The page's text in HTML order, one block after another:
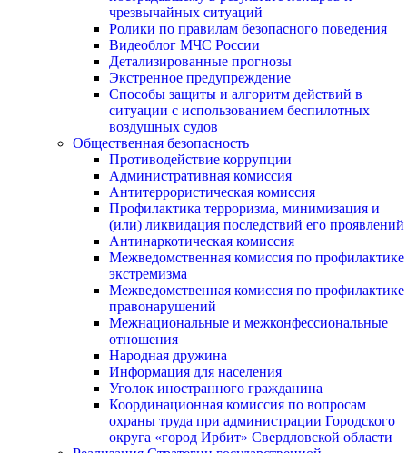
чрезвычайных ситуаций
Ролики по правилам безопасного поведения
Видеоблог МЧС России
Детализированные прогнозы
Экстренное предупреждение
Способы защиты и алгоритм действий в
ситуации с использованием беспилотных
воздушных судов
Общественная безопасность
Противодействие коррупции
Административная комиссия
Антитеррористическая комиссия
Профилактика терроризма, минимизация и
(или) ликвидация последствий его проявлений
Антинаркотическая комиссия
Межведомственная комиссия по профилактике
экстремизма
Межведомственная комиссия по профилактике
правонарушений
Межнациональные и межконфессиональные
отношения
Народная дружина
Информация для населения
Уголок иностранного гражданина
Координационная комиссия по вопросам
охраны труда при администрации Городского
округа «город Ирбит» Свердловской области